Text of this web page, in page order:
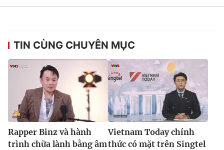
TIN CÙNG CHUYÊN MỤC
Rapper Binz và hành
trình chữa lành bằng âm
Vietnam Today chính
thức có mặt trên Singtel